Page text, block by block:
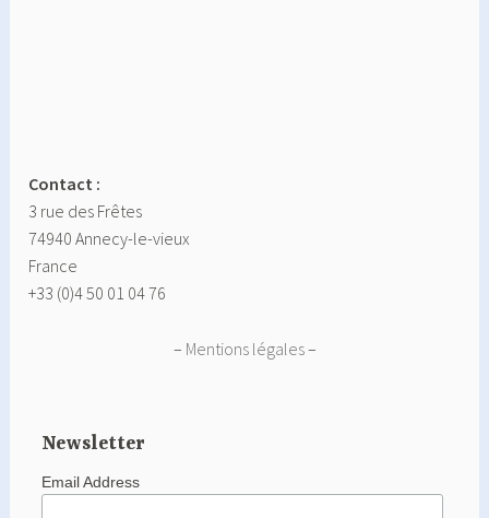
Contact :
3 rue des Frêtes
74940 Annecy-le-vieux
France
+33 (0)4 50 01 04 76
– Mentions légales–
Newsletter
Email Address